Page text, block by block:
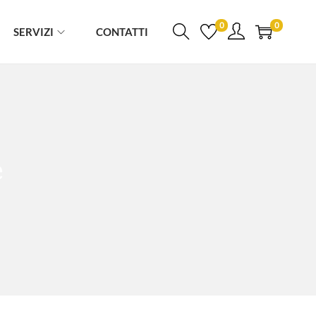
SERVIZI CONTATTI 0 0